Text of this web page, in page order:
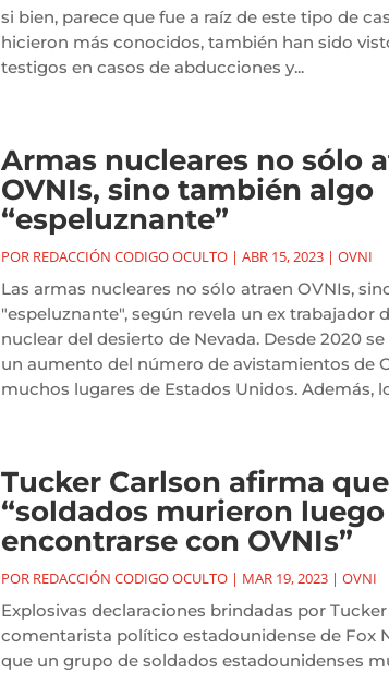
si bien, parece que fue a raíz de este tipo de
hicieron más conocidos, también han sido
testigos en casos de abducciones y...
Armas nucleares no sólo
OVNIs, sino también algo
“espeluznante”
POR REDACCIÓN CODIGO OCULTO| ABR 15, 2023| OVNI
Las armas nucleares no sólo atraen OVNIs,
"espeluznante", según revela un ex trabajador
nuclear del desierto de Nevada. Desde 2020
un aumento del número de avistamientos de
muchos lugares de Estados Unidos. Además,
Tucker Carlson afirma que
“soldados murieron
encontrarse con OVNIs”
POR REDACCIÓN CODIGO OCULTO| MAR 19, 2023| OVNI
Explosivas declaraciones brindadas por
comentarista político estadounidense de Fox
que un grupo de soldados estadounidenses